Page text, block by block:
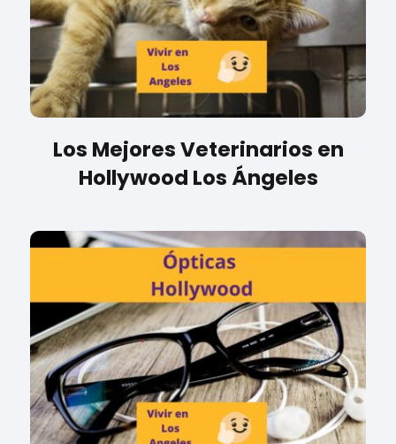
Los Mejores Veterinarios en
Hollywood Los Ángeles